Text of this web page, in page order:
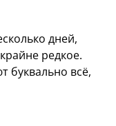
дней,
редкое.
буквально всё,